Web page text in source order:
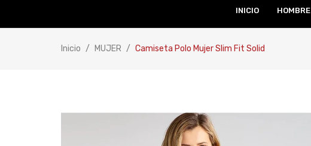
INICIO HOMBRE
Inicio MUJER Camiseta Polo Mujer Slim Fit Solid